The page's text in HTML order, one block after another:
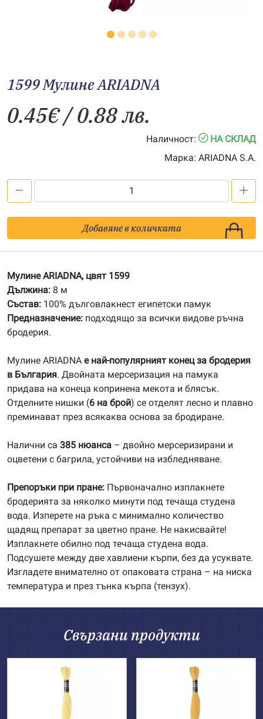
1599 Мулине АRIADNA
0.45€/ 0.88 лв.
Наличност:
НА СКЛАД
Марка: ARIADNA S.A.
Мулине
АRIADNA
Добавяне в количката
Мулине ARIADNA, цвят 1599
Дължина: 8 м
Състав: 100% дълговлакнест египетски памук
Предназначение: подходящо за всички видове ръчна
бродерия.
Мулине ARIADNA е най-популярният конец за бродерия
в България. Двойната мерсеризация на памука
придава на конеца копринена мекота и блясък.
Отделните нишки (6 на брой) се отделят лесно и плавно
преминават през всякаква основа за бродиране.
Налични са 385 нюанса – двойно мерсеризирани и
оцветени с багрила, устойчиви на избледняване.
Препоръки при пране: Първоначално изплакнете
бродерията за няколко минути под течаща студена
вода. Изперете на ръка с минимално количество
щадящ препарат за цветно пране. Не накисвайте!
Изплакнете обилно под течаща студена вода.
Подсушете между две хавлиени кърпи, без да усуквате.
Изгладете внимателно от опаковата страна – на ниска
температура и през тънка кърпа (тензух).
Свързани продукти